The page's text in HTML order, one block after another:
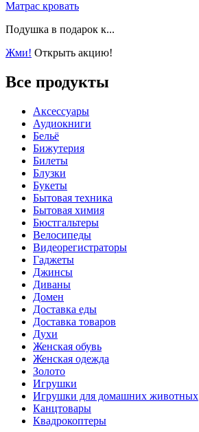
Матрас кровать
Подушка в подарок к...
Жми! Открыть акцию!
Все продукты
Аксессуары
Аудиокниги
Бельё
Бижутерия
Билеты
Блузки
Букеты
Бытовая техника
Бытовая химия
Бюстгальтеры
Велосипеды
Видеорегистраторы
Гаджеты
Джинсы
Диваны
Домен
Доставка еды
Доставка товаров
Духи
Женская обувь
Женская одежда
Золото
Игрушки
Игрушки для домашних животных
Канцтовары
Квадрокоптеры